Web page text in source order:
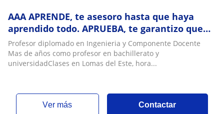
AAA APRENDE, te asesoro hasta que haya
aprendido todo. APRUEBA, te garantizo que
aprobarás tu exàmen. AVANZA, al próximo
año
Profesor diplomado en Ingenieria y Componente Docente
Mas de años como profesor en bachillerato y
universidadClases en Lomas del Este, hora...
ver más Contactar